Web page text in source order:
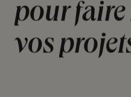
pourfaire
vos